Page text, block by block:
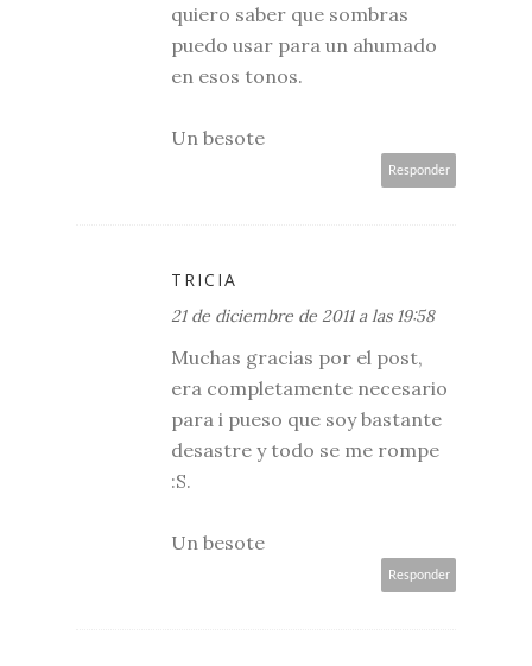
quiero saber que sombras
puedo usar para un ahumado
en esos tonos.
Un besote
Responder
TRICIA
21 de diciembre de 2011 a las 19:58
Muchas gracias por el post,
era completamente necesario
para i pueso que soy bastante
desastre y todo se me rompe
:S.
Un besote
Responder